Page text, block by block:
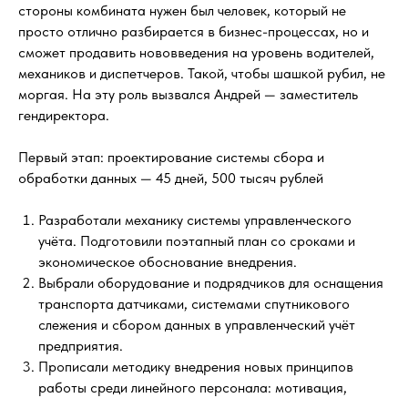
стороны комбината нужен был человек, который не
просто отлично разбирается в бизнес-процессах, но и
сможет продавить нововведения на уровень водителей,
механиков и диспетчеров. Такой, чтобы шашкой рубил, не
моргая. На эту роль вызвался Андрей — заместитель
гендиректора.
Первый этап: проектирование системы сбора и
обработки данных — 45 дней, 500 тысяч рублей
Разработали механику системы управленческого
учёта. Подготовили поэтапный план со сроками и
экономическое обоснование внедрения.
Выбрали оборудование и подрядчиков для оснащения
транспорта датчиками, системами спутникового
слежения и сбором данных в управленческий учёт
предприятия.
Прописали методику внедрения новых принципов
работы среди линейного персонала: мотивация,